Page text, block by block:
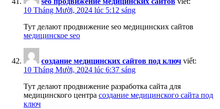
10 Tháng Mười, 2024 lúc 5:12 sáng
Тут делают продвижение seo медицинских сайтов
медицинское seo
создание медицинских сайтов под ключ viết:
10 Tháng Mười, 2024 lúc 6:37 sáng
Тут делают продвижение разработка сайта для
медицинского центра создание медицинского сайта под
ключ